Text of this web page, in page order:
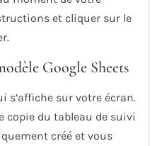
et cliquer sur le
Google Sheets
sur votre écran.
copie du tableau de suivi
créé et vous